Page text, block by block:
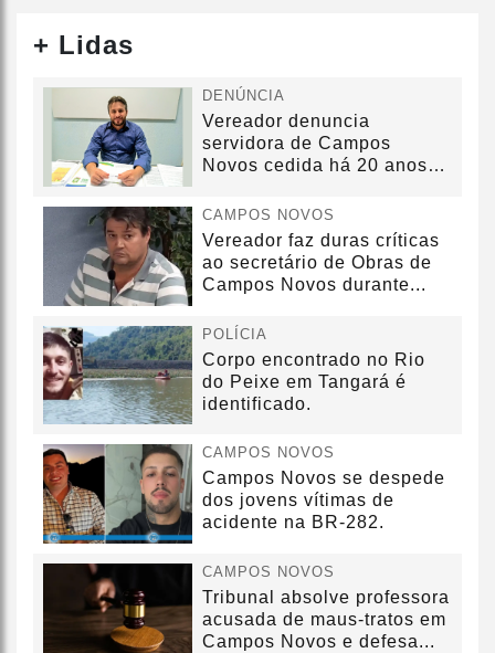
+ Lidas
DENÚNCIA
Vereador denuncia
servidora de Campos
Novos cedida há 20 anos
CAMPOS NOVOS
Vereador faz duras críticas
ao secretário de Obras de
Campos Novos durante...
POLÍCIA
Corpo encontrado no Rio
do Peixe em Tangará é
identificado.
CAMPOS NOVOS
Campos Novos se despede
dos jovens vítimas de
acidente na BR-282.
CAMPOS NOVOS
Tribunal absolve professora
acusada de maus-tratos em
Campos Novos e defesa...